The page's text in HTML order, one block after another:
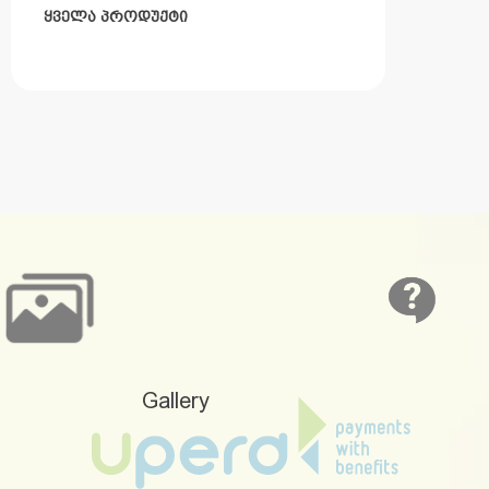
ᲧᲕᲔᲚᲐ ᲞᲠᲝᲓᲣᲥᲢᲘ
Gallery